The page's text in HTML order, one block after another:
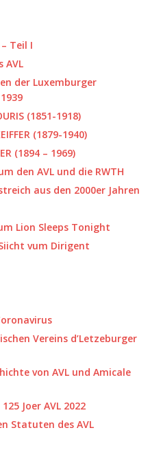
Teil I
AVL
der Luxemburger
(1851-1918)
(1879-1940)
(1894 – 1969)
den AVL und die RWTH
aus den 2000er Jahren
Lion Sleeps Tonight
vum Dirigent
Vereins d’Letzeburger
von AVL und Amicale
Joer AVL 2022
Statuten des AVL